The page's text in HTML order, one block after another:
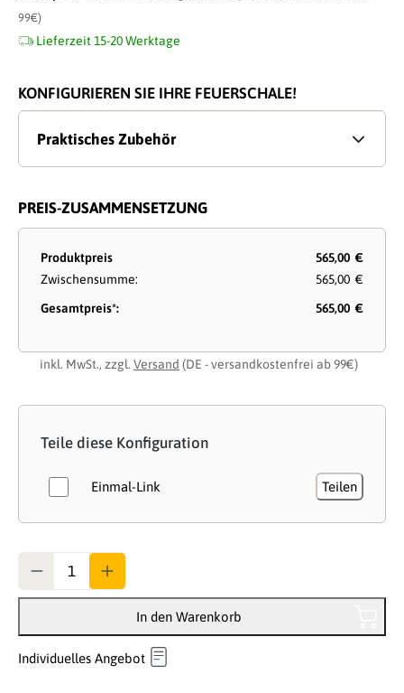
99€)
Lieferzeit 15-20 Werktage
KONFIGURIEREN SIE IHRE FEUERSCHALE!
Praktisches Zubehör
PREIS-ZUSAMMENSETZUNG
Produktpreis
565,00 €
Zwischensumme:
565,00 €
Gesamtpreis*:
565,00 €
inkl. MwSt., zzgl. Versand (DE - versandkostenfrei ab 99€)
Teile diese Konfiguration
Einmal-Link Teilen
In den Warenkorb
Individuelles Angebot